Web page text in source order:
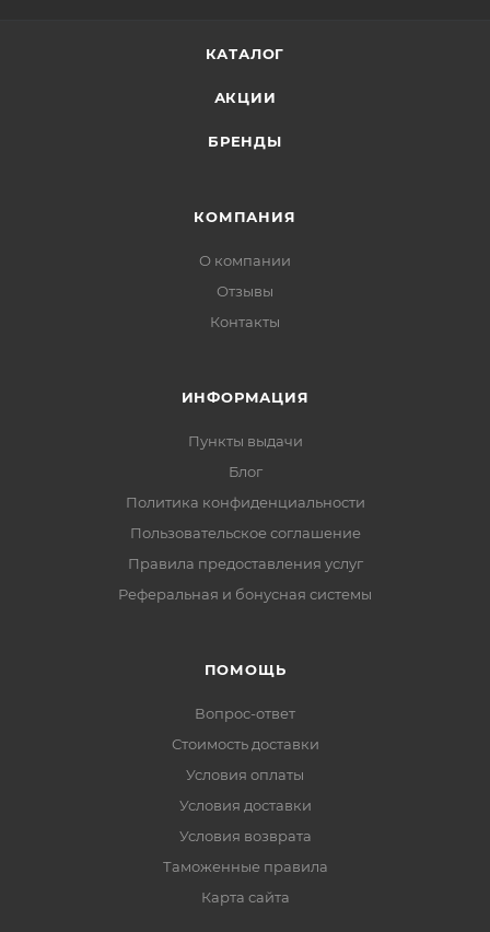
КАТАЛОГ
АКЦИИ
БРЕНДЫ
КОМПАНИЯ
О компании
Отзывы
Контакты
ИНФОРМАЦИЯ
Пункты выдачи
Блог
Политика конфиденциальности
Пользовательское соглашение
Правила предоставления услуг
Реферальная и бонусная системы
ПОМОЩЬ
Вопрос-ответ
Стоимость доставки
Условия оплаты
Условия доставки
Условия возврата
Таможенные правила
Карта сайта